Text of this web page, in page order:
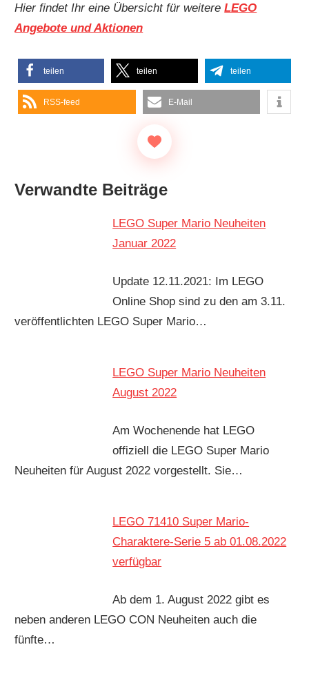
Hier findet Ihr eine Übersicht für weitereLEGO
Angebote und Aktionen
teilen teilen teilen
RSS-feed E-Mail
Verwandte Beiträge
LEGO Super Mario Neuheiten
Januar 2022
Update 12.11.2021: Im LEGO
Online Shop sind zu den am 3.11.
veröffentlichten LEGO Super Mario…
LEGO Super Mario Neuheiten
August 2022
Am Wochenende hat LEGO
offiziell die LEGO Super Mario
Neuheiten für August 2022 vorgestellt. Sie…
LEGO 71410 Super Mario-
Charaktere-Serie 5 ab 01.08.2022
verfügbar
Ab dem 1. August 2022 gibt es
neben anderen LEGO CON Neuheiten auch die
fünfte…